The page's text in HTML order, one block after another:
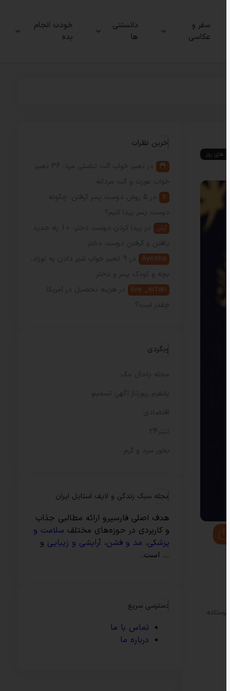
سفر و
عکاسی
دانستنی
ها
خودت انجام
بده
ترند های روز
آخرین نظرات
در
تعبیر خواب آلت تناسلی مرد: 36 تعبیر
خواب عورت و آلت مردانه
X در
5 روش دوست پسر گرفتن؛ چگونه
دوست پسر پیدا کنیم؟
آرش در
پیدا کردن دوست دختر: 10 راه جدید
یافتن و گرفتن دوست دختر
Ayesha
در
9 تعبیر خواب شیر دادن به نوزاد،
بچه و کودک پسر و دختر
live _erfan
در
هزینه تحصیل در آمریکا
چقدر است؟
وبگردی
مجله باحال مگ
پلتفرم رپورتاژ آگهی تسمینو
اقتصادی
تیتر24
بخور سرد و گرم
مجله سبک زندگی و لایف استایل ایران
هدف اصلی فارسیرو ارائه مطالبی جذاب
و کاربردی در حوزه‌های مختلف سلامت و
پزشکی، مد و فشن، آرایشی و زیبایی و
… است.
دسترسی سریع
تماس با ما
درباره ما